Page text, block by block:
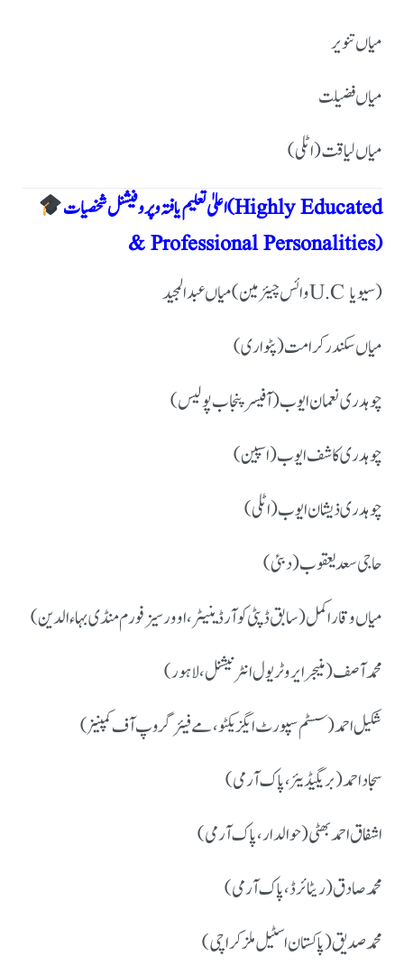
میاں تنویر
میاں فضیلت
میاں لیاقت (اٹلی)
اعلیٰ تعلیم یافتہ و پروفیشنل شخصیات (Highly Educated
& Professional Personalities)
میاں عبدالمجید (وائس چیئرمین U.C سیویا)
میاں سکندر کرامت (پٹواری)
چوہدری نعمان ایوب (آفیسر پنجاب پولیس)
چوہدری کاشف ایوب (اسپین)
چوہدری ذیشان ایوب (اٹلی)
حاجی سعد یعقوب (دبئی)
میاں وقار اکمل (سابق ڈپٹی کوآرڈینیٹر، اوورسیز فورم منڈی بہاءالدین)
محمد آصف (منیجر ایرو ٹریول انٹرنیشنل، لاہور)
شکیل احمد (سسٹم سپورٹ ایگزیکٹو، مے فیئر گروپ آف کمپنیز)
سجاد احمد (بریگیڈیئر، پاک آرمی)
اشفاق احمد بھٹی (حوالدار، پاک آرمی)
محمد صادق (ریٹائرڈ، پاک آرمی)
محمد صدیق (پاکستان اسٹیل ملز کراچی)